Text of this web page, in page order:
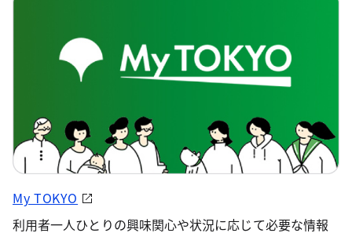
My TOKYO
利用者一人ひとりの興味関心や状況に応じて必要な情報